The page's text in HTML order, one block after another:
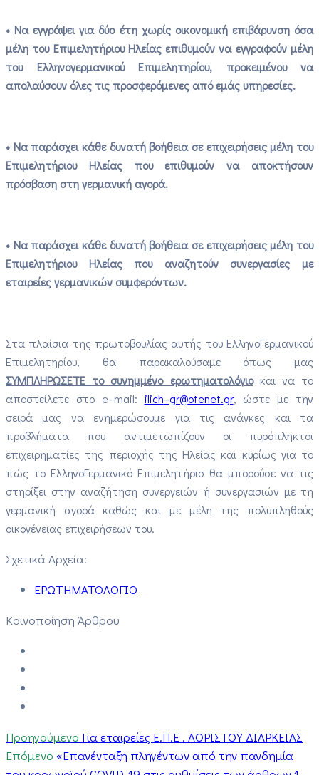
• Να εγγράψει για δύο έτη χωρίς οικονομική επιβάρυνση όσα
μέλη του Επιμελητήριου Ηλείας επιθυμούν να εγγραφούν μέλη
του Ελληνογερμανικού Επιμελητηρίου, προκειμένου να
απολαύσουν όλες τις προσφερόμενες από εμάς υπηρεσίες.
• Να παράσχει κάθε δυνατή βοήθεια σε επιχειρήσεις μέλη του
Επιμελητήριου Ηλείας που επιθυμούν να αποκτήσουν
πρόσβαση στη γερμανική αγορά.
• Να παράσχει κάθε δυνατή βοήθεια σε επιχειρήσεις μέλη του
Επιμελητήριου Ηλείας που αναζητούν συνεργασίες με
εταιρείες γερμανικών συμφερόντων.
Στα πλαίσια της πρωτοβουλίας αυτής του ΕλληνοΓερμανικού
Επιμελητηρίου, θα παρακαλούσαμε όπως μας
ΣΥΜΠΛΗΡΩΣΕΤΕ το συνημμένο ερωτηματολόγιοκαι να το
αποστείλετε στο e–mail: ilich–gr@otenet.gr, ώστε με την
σειρά μας να ενημερώσουμε για τις ανάγκες και τα
προβλήματα που αντιμετωπίζουν οι πυρόπληκτοι
επιχειρηματίες της περιοχής της Ηλείας και κυρίως για το
πώς το ΕλληνοΓερμανικό Επιμελητήριο θα μπορούσε να τις
στηρίξει στην αναζήτηση συνεργειών ή συνεργασιών με τη
γερμανική αγορά καθώς και με μέλη της πολυπληθούς
οικογένειας επιχειρήσεων του.
Σχετικά Αρχεία:
ΕΡΩΤΗΜΑΤΟΛΟΓΙΟ
Κοινοποίηση Άρθρου
Προηγούμενο Για εταιρείες Ε.Π.Ε . ΑΟΡΙΣΤΟΥ ΔΙΑΡΚΕΙΑΣ
Επόμενο «Επανένταξη πληγέντων από την πανδημία